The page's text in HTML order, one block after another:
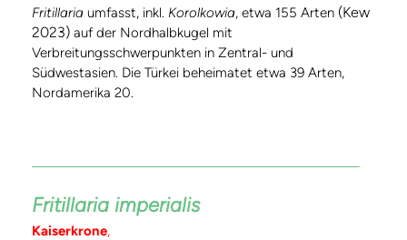
Fritillaria umfasst, inkl. Korolkowia, etwa 155 Arten (Kew
2023) auf der Nordhalbkugel mit
Verbreitungsschwerpunkten in Zentral- und
Südwestasien. Die Türkei beheimatet etwa 39 Arten,
Nordamerika 20.
Fritillaria imperialis
Kaiserkrone,